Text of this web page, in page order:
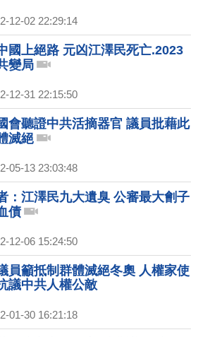
12-02 22:29:14
國上絕路 元凶江澤民死亡.2023
變局
12-31 22:15:50
會聽證中共活摘器官 議員批藉此
滅絕
05-13 23:03:48
：江澤民九大遺臭 公審最大劊子
債
12-06 15:24:50
員籲抵制群體滅絕冬奧 人權家使
議中共人權公敵
01-30 16:21:18